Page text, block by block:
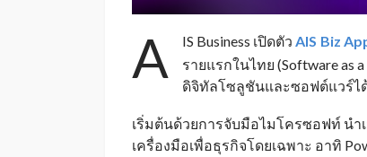
A IS Business เปิดตัว AIS Biz
รายแรกในไทย (Software as
ดิจิทัลโซลูชันและซอฟต์แวร์ได้
เริ่มต้นด้วยการจับมือไมโครซอฟท์ นำ
เครื่องมือเพื่อธุรกิจโดยเฉพาะ อาทิ